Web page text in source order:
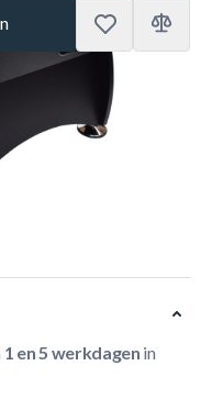
perfecte invulling voor
tafel heeft een
1 en 5 werkdagen in